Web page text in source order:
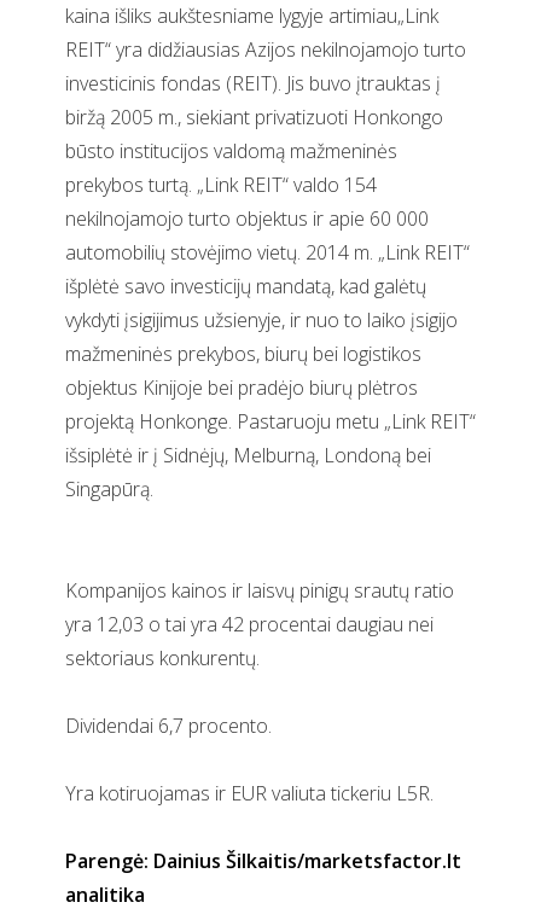
kaina išliks aukštesniame lygyje artimiau„Link
REIT“ yra didžiausias Azijos nekilnojamojo turto
investicinis fondas (REIT). Jis buvo įtrauktas į
biržą 2005 m., siekiant privatizuoti Honkongo
būsto institucijos valdomą mažmeninės
prekybos turtą. „Link REIT“ valdo 154
nekilnojamojo turto objektus ir apie 60 000
automobilių stovėjimo vietų. 2014 m. „Link REIT“
išplėtė savo investicijų mandatą, kad galėtų
vykdyti įsigijimus užsienyje, ir nuo to laiko įsigijo
mažmeninės prekybos, biurų bei logistikos
objektus Kinijoje bei pradėjo biurų plėtros
projektą Honkonge. Pastaruoju metu „Link REIT“
išsiplėtė ir į Sidnėjų, Melburną, Londoną bei
Singapūrą.
Kompanijos kainos ir laisvų pinigų srautų ratio
yra 12,03 o tai yra 42 procentai daugiau nei
sektoriaus konkurentų.
Dividendai 6,7 procento.
Yra kotiruojamas ir EUR valiuta tickeriu L5R.
Parengė: Dainius Šilkaitis/marketsfactor.lt
analitika